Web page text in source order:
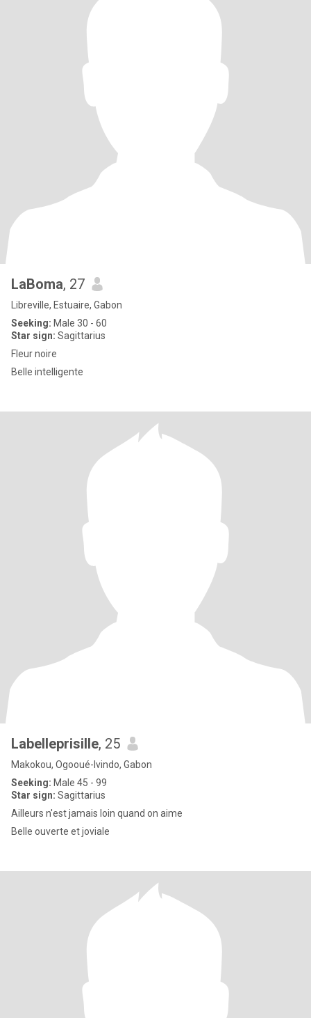
LaBoma, 27
Libreville, Estuaire, Gabon
Seeking: Male 30 - 60
Star sign: Sagittarius
Fleur noire
Belle intelligente
Labelleprisille, 25
Makokou, Ogooué-Ivindo, Gabon
Seeking: Male 45 - 99
Star sign: Sagittarius
Ailleurs n'est jamais loin quand on aime
Belle ouverte et joviale